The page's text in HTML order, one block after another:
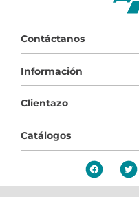
Contáctanos
Información
Clientazo
Catálogos